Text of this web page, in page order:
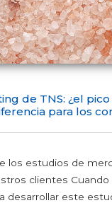
de TNS: ¿el
para los
los estudios de
clientes
desarrollar este